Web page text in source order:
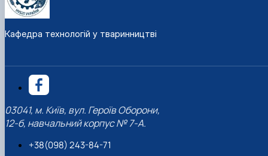
Кафедра технологій у тваринництві
03041, м. Київ, вул. Героїв Оборони,
12-б, навчальний корпус № 7-А.
+38(098) 243-84-71